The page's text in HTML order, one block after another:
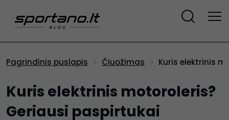
Pagrindinis puslapis Čiuožimas Kuris elektrinis
Kuris elektrinis motoroleris?
Geriausi paspirtukai